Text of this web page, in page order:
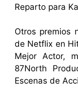
Reparto para
Otros premios
de Netflix en
Mejor Actor,
87North
Escenas de